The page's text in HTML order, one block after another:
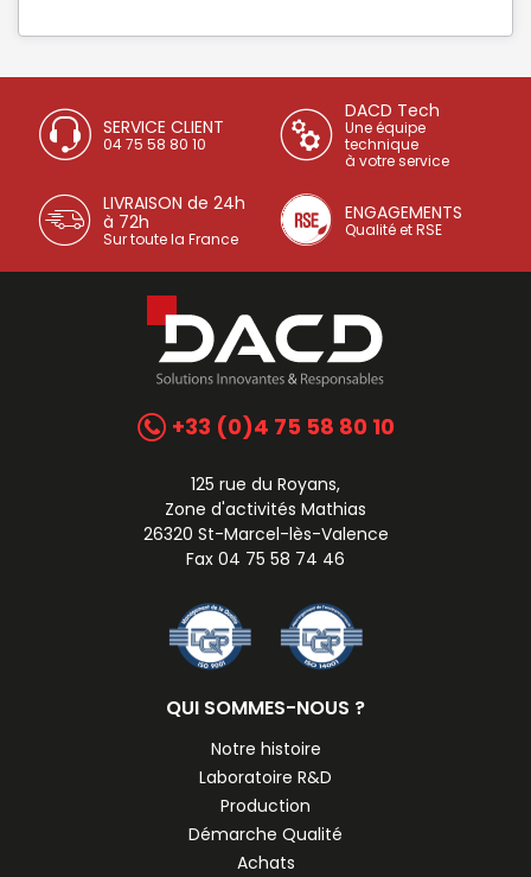
SERVICE CLIENT
04 75 58 80 10
DACD Tech
Une équipe
technique
à votre service
LIVRAISON de 24h
à 72h
Sur toute la France
ENGAGEMENTS
Qualité et RSE
+33 (0)4 75 58 80 10
125 rue du Royans,
Zone d'activités Mathias
26320 St-Marcel-lès-Valence
Fax 04 75 58 74 46
QUI SOMMES-NOUS ?
Notre histoire
Laboratoire R&D
Production
Démarche Qualité
Achats